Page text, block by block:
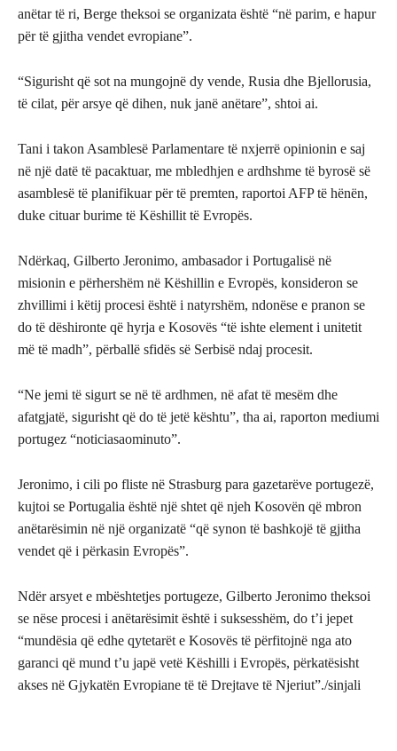
anëtar të ri, Berge theksoi se organizata është “në parim, e hapur
për të gjitha vendet evropiane”.
“Sigurisht që sot na mungojnë dy vende, Rusia dhe Bjellorusia,
të cilat, për arsye që dihen, nuk janë anëtare”, shtoi ai.
Tani i takon Asamblesë Parlamentare të nxjerrë opinionin e saj
në një datë të pacaktuar, me mbledhjen e ardhshme të byrosë së
asamblesë të planifikuar për të premten, raportoi AFP të hënën,
duke cituar burime të Këshillit të Evropës.
Ndërkaq, Gilberto Jeronimo, ambasador i Portugalisë në
misionin e përhershëm në Këshillin e Evropës, konsideron se
zhvillimi i këtij procesi është i natyrshëm, ndonëse e pranon se
do të dëshironte që hyrja e Kosovës “të ishte element i unitetit
më të madh”, përballë sfidës së Serbisë ndaj procesit.
“Ne jemi të sigurt se në të ardhmen, në afat të mesëm dhe
afatgjatë, sigurisht që do të jetë kështu”, tha ai, raporton mediumi
portugez “noticiasaominuto”.
Jeronimo, i cili po fliste në Strasburg para gazetarëve portugezë,
kujtoi se Portugalia është një shtet që njeh Kosovën që mbron
anëtarësimin në një organizatë “që synon të bashkojë të gjitha
vendet që i përkasin Evropës”.
Ndër arsyet e mbështetjes portugeze, Gilberto Jeronimo theksoi
se nëse procesi i anëtarësimit është i suksesshëm, do t’i jepet
“mundësia që edhe qytetarët e Kosovës të përfitojnë nga ato
garanci që mund t’u japë vetë Këshilli i Evropës, përkatësisht
akses në Gjykatën Evropiane të të Drejtave të Njeriut”./sinjali